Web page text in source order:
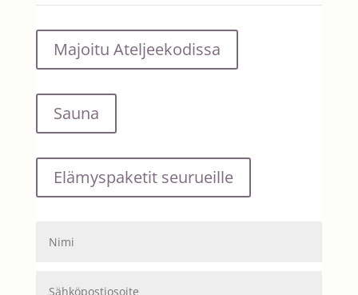
Majoitu Ateljeekodissa
Sauna
Elämyspaketit seurueille